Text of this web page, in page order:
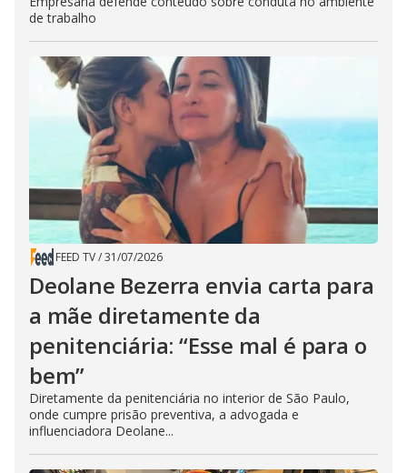
de trabalho
FEED TV/31/07/2026
Deolane Bezerra envia carta para
a mãe diretamente da
penitenciária: “Esse mal é para o
bem”
Diretamente da penitenciária no interior de São Paulo,
onde cumpre prisão preventiva, a advogada e
influenciadora Deolane...